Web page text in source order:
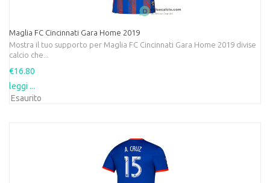
Maglia FC Cincinnati Gara Home 2019
Mostra il tuo supporto per Maglia FC Cincinnati Gara Home 2019 divise
calcio che...
€16.80
leggi ...
Esaurito